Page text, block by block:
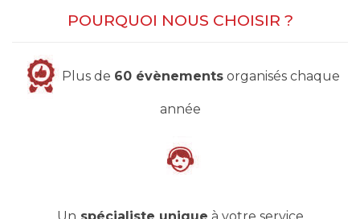
POURQUOI NOUS CHOISIR ?
Plus de 60 évènementsorganisés chaque
année